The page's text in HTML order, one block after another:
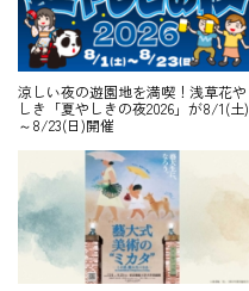
涼しい夜の遊園地を満喫！浅草花や
しき「夏やしきの夜2026」が8/1(土)
～8/23(日)開催